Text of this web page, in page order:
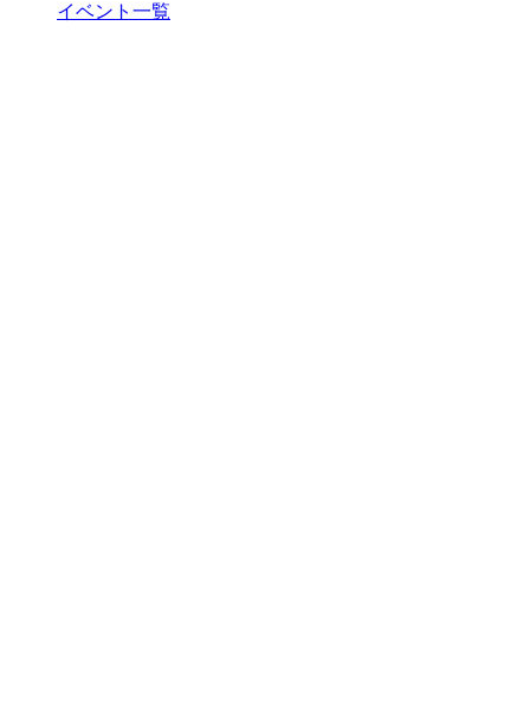
イベント一覧